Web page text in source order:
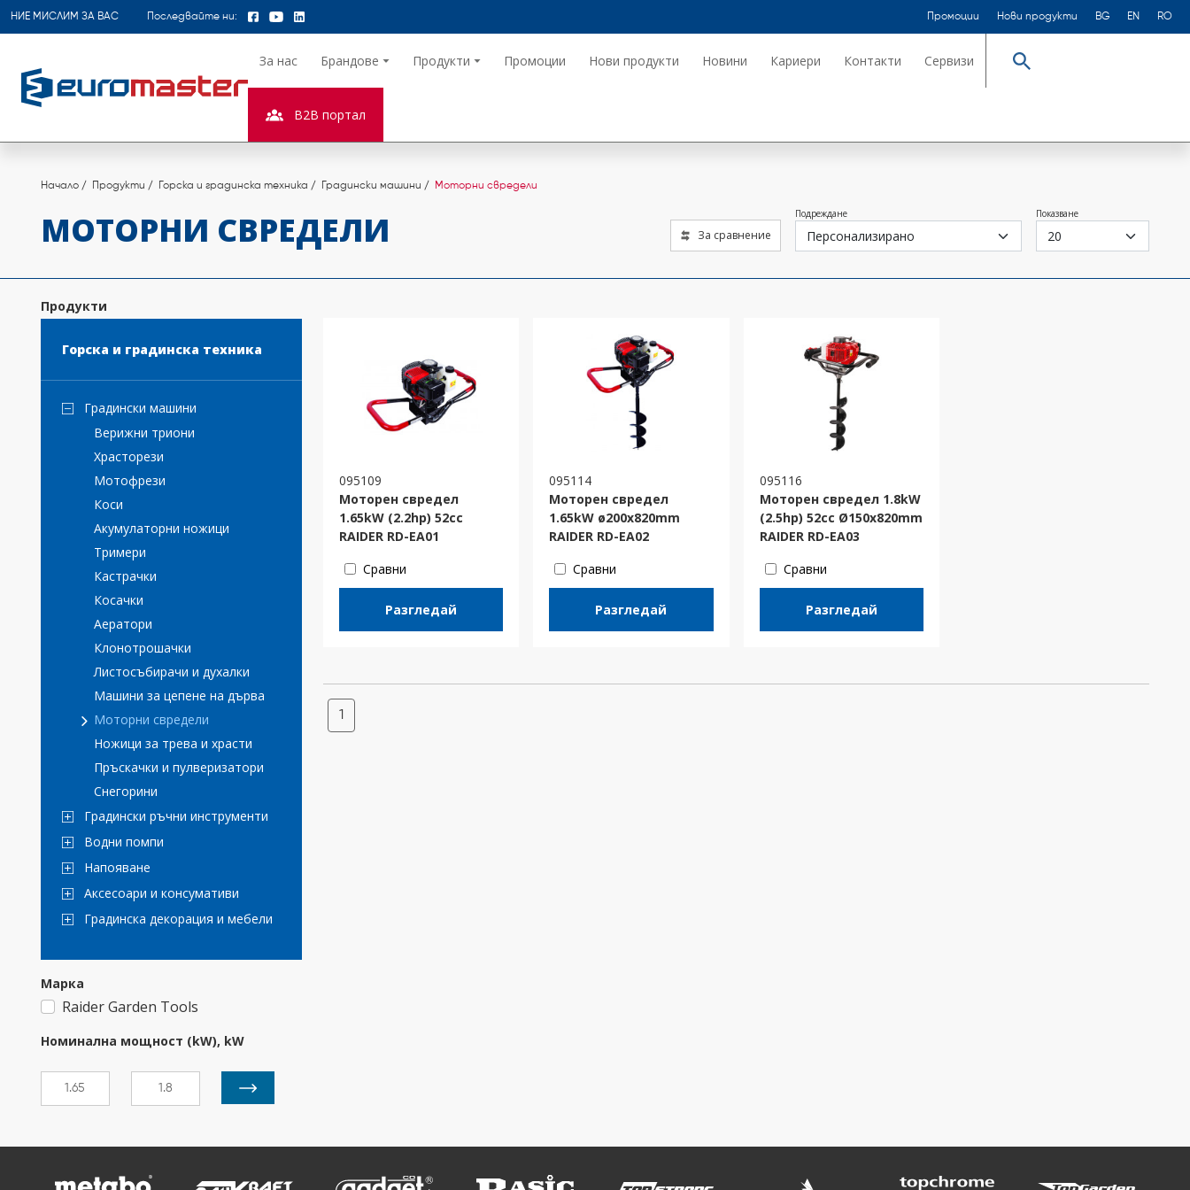
НИЕ МИСЛИМ ЗА ВАС Последвайте ни: Промоции Нови продукти BG EN RO
За нас Брандове Продукти Промоции Нови продукти Новини Кариери Контакти Сервизи Търсене
B2B портал
Начало Продукти Горска и градинска техника Градински машини Моторни свредели
МОТОРНИ СВРЕДЕЛИ За сравнение
Подреждане Показване
Продукти
Горска и градинска техника
Градински машини
Верижни триони
Храсторези
Мотофрези
Коси
Акумулаторни ножици
Тримери
Кастрачки
Косачки
Аератори
Клонотрошачки
Листосъбирачи и духалки
Машини за цепене на дърва
Моторни свредели
Ножици за трева и храсти
Пръскачки и пулверизатори
Снегорини
Градински ръчни инструменти
Водни помпи
Напояване
Аксесоари и консумативи
Градинска декорация и мебели
Марка
Raider Garden Tools
Номинална мощност (kW), kW
095109
Моторен свредел
1.65kW (2.2hp) 52cc
RAIDER RD-EA01
Сравни
Разгледай
095114
Моторен свредел
1.65kW ø200х820mm
RAIDER RD-EA02
Сравни
Разгледай
095116
Моторен свредел 1.8kW
(2.5hp) 52cc Ø150x820mm
RAIDER RD-EA03
Сравни
Разгледай
1